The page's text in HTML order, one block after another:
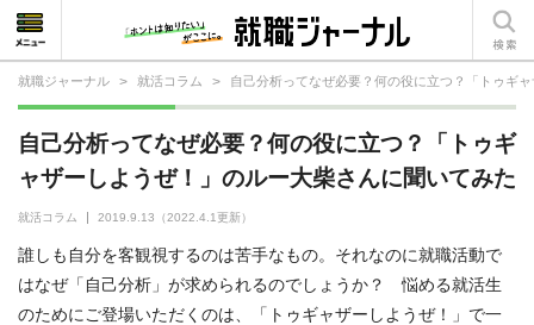
就職ジャーナル > 就活コラム > 自己分析ってなぜ必要？何の役に立つ？「トゥギ
自己分析ってなぜ必要？何の役に立つ？「トゥギ
ャザーしようぜ！」のルー大柴さんに聞いてみた
就活コラム 2019.9.13 （2022.4.1更新）
誰しも自分を客観視するのは苦手なもの。それなのに就職活動で
はなぜ「自己分析」が求められるのでしょうか？ 悩める就活生
のためにご登場いただくのは、「トゥギャザーしようぜ！」で一
就活相談
就活ノウハウ
仕事の選び方・ヒント
仕事とは？
就活コラム